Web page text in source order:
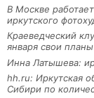
В Москве
иркутского
Краеведческий
января свои
Инна Латышева:
hh.ru: Иркутская
Сибири по